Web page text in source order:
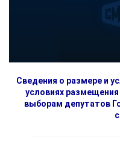
Сведения о размере и
условиях
выборам депутатов